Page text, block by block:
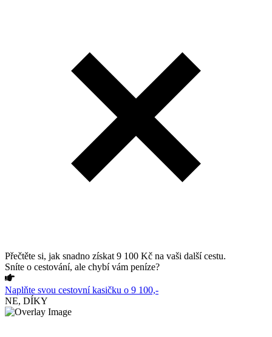
Přečtěte si, jak snadno získat 9 100 Kč na vaši další cestu.
Sníte o cestování, ale chybí vám peníze?
Naplňte svou cestovní kasičku o 9 100,-
NE, DÍKY